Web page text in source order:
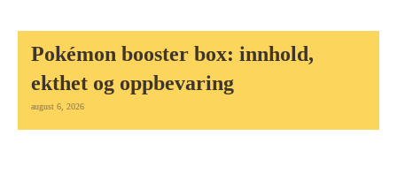
Pokémon booster box: innhold,
ekthet og oppbevaring
august 6, 2026